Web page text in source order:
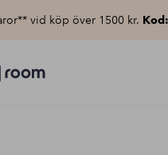
vid köp över 1500 kr.